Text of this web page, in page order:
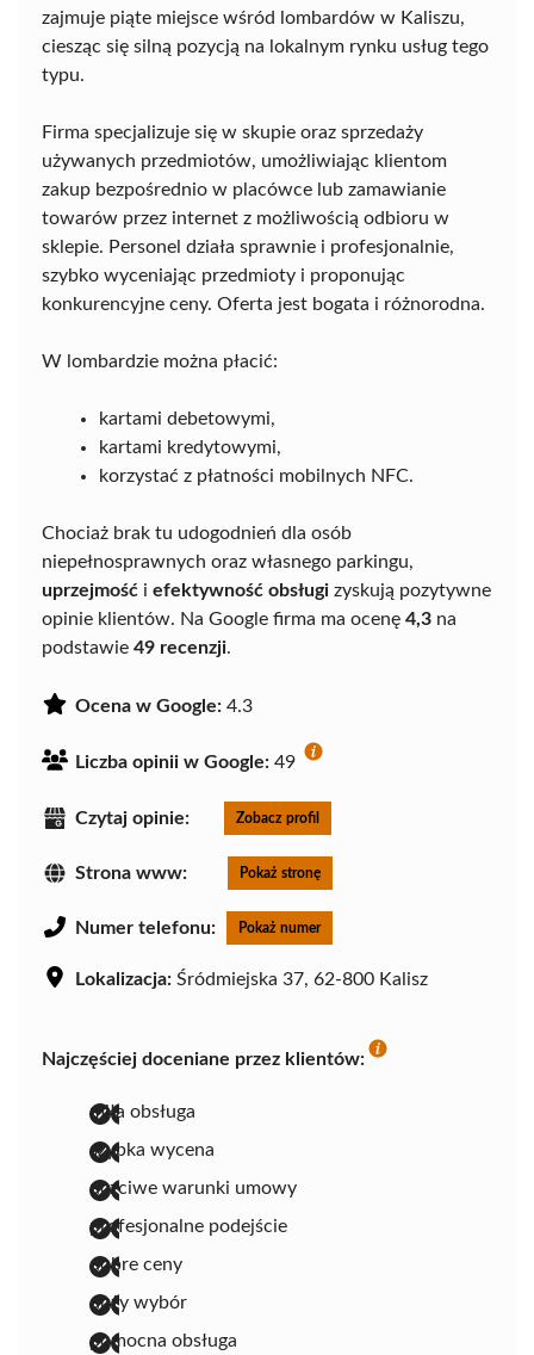
zajmuje piąte miejsce wśród lombardów w Kaliszu,
ciesząc się silną pozycją na lokalnym rynku usług tego
typu.
Firma specjalizuje się w skupie oraz sprzedaży
używanych przedmiotów, umożliwiając klientom
zakup bezpośrednio w placówce lub zamawianie
towarów przez internet z możliwością odbioru w
sklepie. Personel działa sprawnie i profesjonalnie,
szybko wyceniając przedmioty i proponując
konkurencyjne ceny. Oferta jest bogata i różnorodna.
W lombardzie można płacić:
kartami debetowymi,
kartami kredytowymi,
korzystać z płatności mobilnych NFC.
Chociaż brak tu udogodnień dla osób
niepełnosprawnych oraz własnego parkingu,
uprzejmość i efektywność obsługi zyskują pozytywne
opinie klientów. Na Google firma ma ocenę 4,3 na
podstawie 49 recenzji.
Ocena w Google: 4.3
Liczba opinii w Google: 49
Czytaj opinie: Zobacz profil
Strona www: Pokaż stronę
Numer telefonu: Pokaż numer
Lokalizacja: Śródmiejska 37, 62-800 Kalisz
Najczęściej doceniane przez klientów:
miła obsługa
szybka wycena
uczciwe warunki umowy
profesjonalne podejście
dobre ceny
duży wybór
pomocna obsługa